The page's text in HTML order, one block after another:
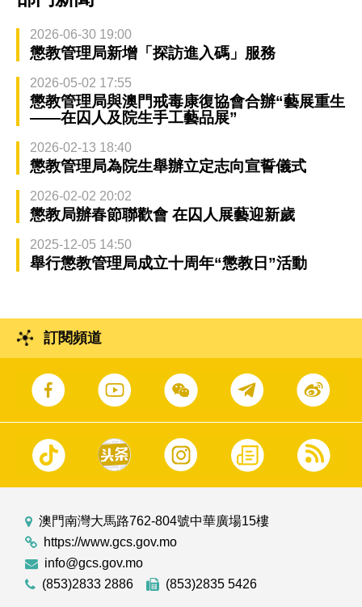
2026-06-30 19:00
懲教管理局新增「探訪進入碼」服務
2026-05-02 17:55
懲教管理局與澳門戒毒康復協會合辦“藝展重生
——在囚人及院生手工藝品展”
2026-02-13 18:40
懲教管理局為院生舉辦立定志向宣誓儀式
2026-02-02 20:02
懲教局辦春節聯歡會 在囚人展藝迎新歲
2025-12-05 14:50
舉行懲教管理局成立十周年“懲教日”活動
訂閱頻道
澳門南灣大馬路762-804號中華廣場15樓
https://www.gcs.gov.mo
info@gcs.gov.mo
(853)2833 2886
(853)2835 5426